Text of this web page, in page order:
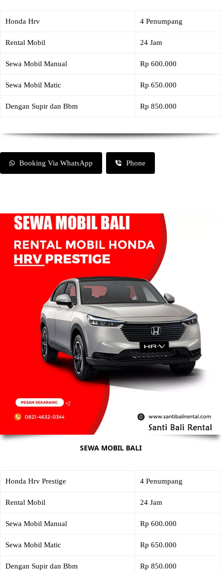
Honda Hrv 4 Penumpang
Rental Mobil 24 Jam
Sewa Mobil Manual Rp 600.000
Sewa Mobil Matic Rp 650.000
Dengan Supir dan Bbm Rp 850.000
Booking Via WhatsApp Phone
SEWA MOBIL BALI
Honda Hrv Prestige 4 Penumpang
Rental Mobil 24 Jam
Sewa Mobil Manual Rp 600.000
Sewa Mobil Matic Rp 650.000
Dengan Supir dan Bbm Rp 850.000